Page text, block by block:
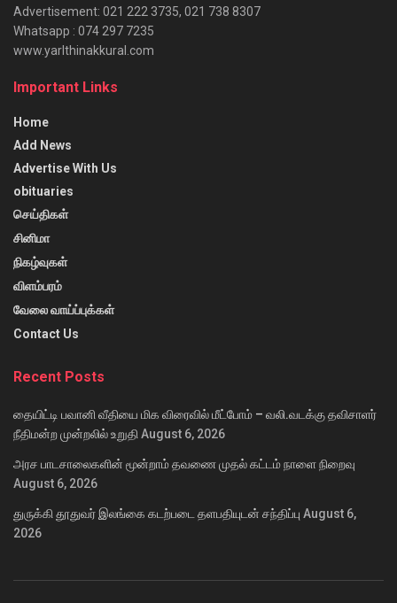
Advertisement: 021 222 3735, 021 738 8307
Whatsapp : 074 297 7235
www.yarlthinakkural.com
Important Links
Home
Add News
Advertise With Us
obituaries
செய்திகள்
சினிமா
நிகழ்வுகள்
விளம்பரம்
வேலை வாய்ப்புக்கள்
Contact Us
Recent Posts
தையிட்டி பவானி வீதியை மிக விரைவில் மீட்போம் – வலி.வடக்கு தவிசாளர்
நீதிமன்ற முன்றலில் உறுதி August 6, 2026
அரச பாடசாலைகளின் மூன்றாம் தவணை முதல் கட்டம் நாளை நிறைவு
August 6, 2026
துருக்கி தூதுவர் இலங்கை கடற்படை தளபதியுடன் சந்திப்பு August 6,
2026